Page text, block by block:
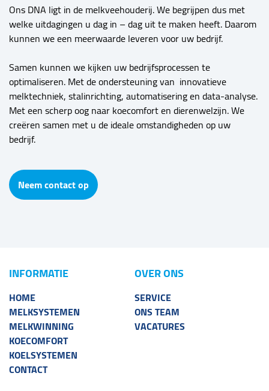
Ons DNA ligt in de melkveehouderij. We begrijpen dus met
welke uitdagingen u dag in – dag uit te maken heeft. Daarom
kunnen we een meerwaarde leveren voor uw bedrijf.
Samen kunnen we kijken uw bedrijfsprocessen te
optimaliseren. Met de ondersteuning van innovatieve
melktechniek, stalinrichting, automatisering en data-analyse.
Met een scherp oog naar koecomfort en dierenwelzijn. We
creëren samen met u de ideale omstandigheden op uw
bedrijf.
Neem contact op
INFORMATIE
HOME
MELKSYSTEMEN
MELKWINNING
KOECOMFORT
KOELSYSTEMEN
CONTACT
OVER ONS
SERVICE
ONS TEAM
VACATURES